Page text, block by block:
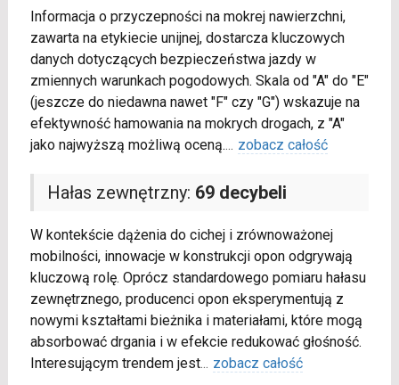
Informacja o przyczepności na mokrej nawierzchni,
zawarta na etykiecie unijnej, dostarcza kluczowych
danych dotyczących bezpieczeństwa jazdy w
zmiennych warunkach pogodowych. Skala od "A" do "E"
(jeszcze do niedawna nawet "F" czy "G") wskazuje na
efektywność hamowania na mokrych drogach, z "A"
jako najwyższą możliwą oceną.... zobacz całość
Hałas zewnętrzny: 69 decybeli
W kontekście dążenia do cichej i zrównoważonej
mobilności, innowacje w konstrukcji opon odgrywają
kluczową rolę. Oprócz standardowego pomiaru hałasu
zewnętrznego, producenci opon eksperymentują z
nowymi kształtami bieżnika i materiałami, które mogą
absorbować drgania i w efekcie redukować głośność.
Interesującym trendem jest... zobacz całość